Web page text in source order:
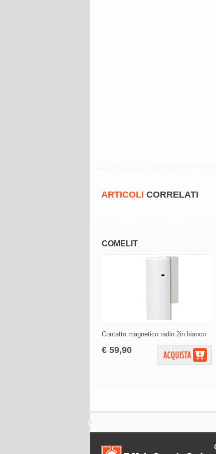
ARTICOLI CORRELATI
COMELIT
Contatto magnetico radio 2in bianco
€ 59,90